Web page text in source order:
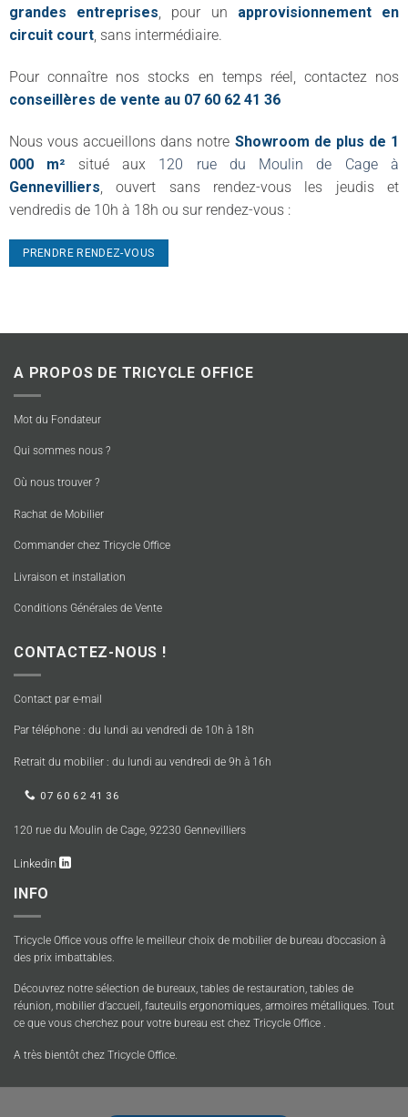
grandes entreprises, pour un approvisionnement en
circuit court, sans intermédiaire.
Pour connaître nos stocks en temps réel, contactez nos
conseillères de vente au 07 60 62 41 36
Nous vous accueillons dans notre Showroom de plus de 1
000 m² situé aux 120 rue du Moulin de Cage à
Gennevilliers , ouvert sans rendez-vous les jeudis et
vendredis de 10h à 18h ou sur rendez-vous :
PRENDRE RENDEZ-VOUS
A PROPOS DE TRICYCLE OFFICE
Mot du Fondateur
Qui sommes nous ?
Où nous trouver ?
Rachat de Mobilier
Commander chez Tricycle Office
Livraison et installation
Conditions Générales de Vente
CONTACTEZ-NOUS !
Contact par e-mail
Par téléphone : du lundi au vendredi de 10h à 18h
Retrait du mobilier : du lundi au vendredi de 9h à 16h
07 60 62 41 36
120 rue du Moulin de Cage, 92230 Gennevilliers
Linkedin
INFO
Tricycle Office vous offre le meilleur choix de mobilier de bureau d’occasion à
des prix imbattables.
Découvrez notre sélection de bureaux, tables de restauration, tables de
réunion, mobilier d’accueil, fauteuils ergonomiques, armoires métalliques. Tout
ce que vous cherchez pour votre bureau est chez Tricycle Office .
A très bientôt chez Tricycle Office.